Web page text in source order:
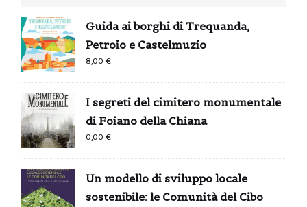
Guida ai borghi di Trequanda,
Petroio e Castelmuzio
8,00€
I segreti del cimitero monumentale
di Foiano della Chiana
0,00€
Un modello di sviluppo locale
sostenibile: le Comunità del Cibo